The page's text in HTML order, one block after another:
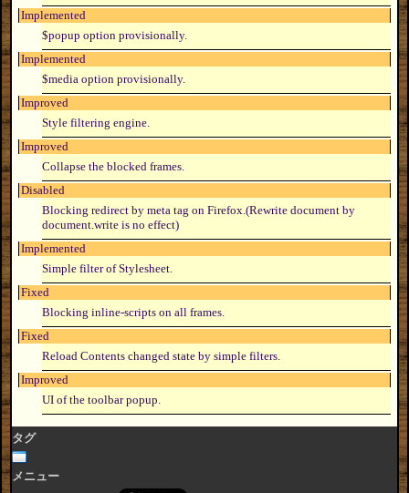
Implemented
$popup option provisionally.
Implemented
$media option provisionally.
Improved
Style filtering engine.
Improved
Collapse the blocked frames.
Disabled
Blocking redirect by meta tag on Firefox.(Rewrite document by
document.write is no effect)
Implemented
Simple filter of Stylesheet.
Fixed
Blocking inline-scripts on all frames.
Fixed
Reload Contents changed state by simple filters.
Improved
UI of the toolbar popup.
タグ
メニュー